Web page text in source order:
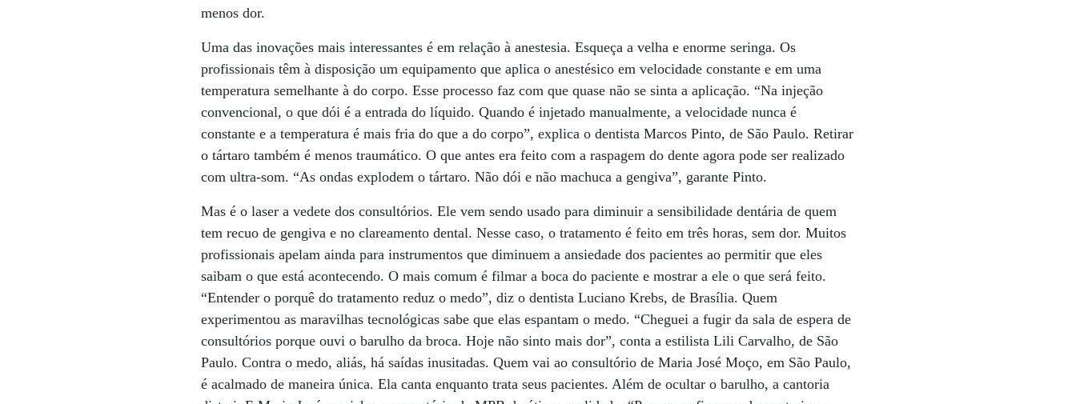
menos dor.
Uma das inovações mais interessantes é em relação à anestesia. Esqueça a velha e enorme seringa. Os
profissionais têm à disposição um equipamento que aplica o anestésico em velocidade constante e em uma
temperatura semelhante à do corpo. Esse processo faz com que quase não se sinta a aplicação. “Na injeção
convencional, o que dói é a entrada do líquido. Quando é injetado manualmente, a velocidade nunca é
constante e a temperatura é mais fria do que a do corpo”, explica o dentista Marcos Pinto, de São Paulo. Retirar
o tártaro também é menos traumático. O que antes era feito com a raspagem do dente agora pode ser realizado
com ultra-som. “As ondas explodem o tártaro. Não dói e não machuca a gengiva”, garante Pinto.
Mas é o laser a vedete dos consultórios. Ele vem sendo usado para diminuir a sensibilidade dentária de quem
tem recuo de gengiva e no clareamento dental. Nesse caso, o tratamento é feito em três horas, sem dor. Muitos
profissionais apelam ainda para instrumentos que diminuem a ansiedade dos pacientes ao permitir que eles
saibam o que está acontecendo. O mais comum é filmar a boca do paciente e mostrar a ele o que será feito.
“Entender o porquê do tratamento reduz o medo”, diz o dentista Luciano Krebs, de Brasília. Quem
experimentou as maravilhas tecnológicas sabe que elas espantam o medo. “Cheguei a fugir da sala de espera de
consultórios porque ouvi o barulho da broca. Hoje não sinto mais dor”, conta a estilista Lili Carvalho, de São
Paulo. Contra o medo, aliás, há saídas inusitadas. Quem vai ao consultório de Maria José Moço, em São Paulo,
é acalmado de maneira única. Ela canta enquanto trata seus pacientes. Além de ocultar o barulho, a cantoria